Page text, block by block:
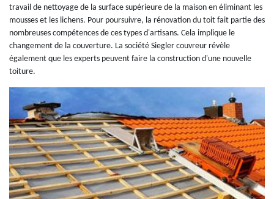
travail de nettoyage de la surface supérieure de la maison en éliminant les
mousses et les lichens. Pour poursuivre, la rénovation du toit fait partie des
nombreuses compétences de ces types d'artisans. Cela implique le
changement de la couverture. La société Siegler couvreur révèle
également que les experts peuvent faire la construction d'une nouvelle
toiture.